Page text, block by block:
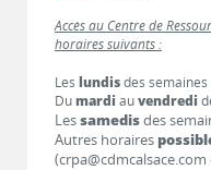
Accès au Centre de
horaires suivants :
Les lundisdes
Dumardi auvendredi
Lessamedisdes
Autres horaires
(crpa@cdmcalsace.com